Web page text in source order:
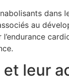
au
leur